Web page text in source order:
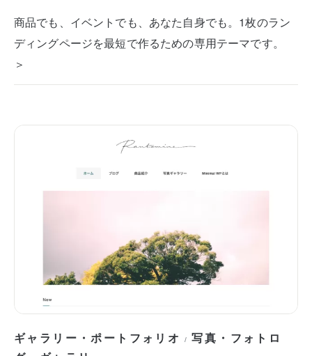
商品でも、イベントでも、あなた自身でも。1枚のラン
ディングページを最短で作るための専用テーマです。
＞
ギャラリー・ポートフォリオ /写真・フォトロ